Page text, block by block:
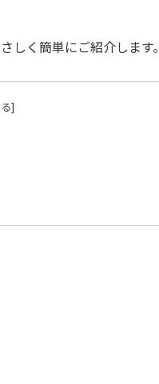
しく簡単にご紹介します